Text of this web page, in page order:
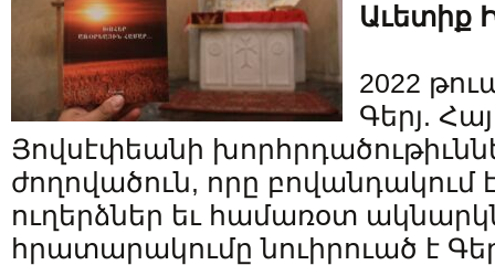
Աւետիք
2022
Գերյ.
Յովսէփեանի
ժողովածուն, որը բովանդակում
ուղերձներ եւ համառօտ
հրատարակումը նուիրուած է